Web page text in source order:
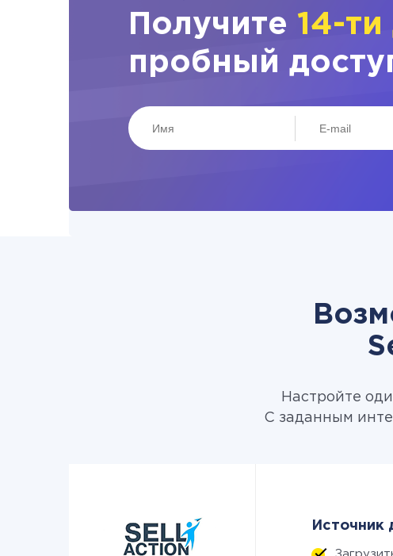
Получите 14-
пробный
Настройте
С заданным
Источник